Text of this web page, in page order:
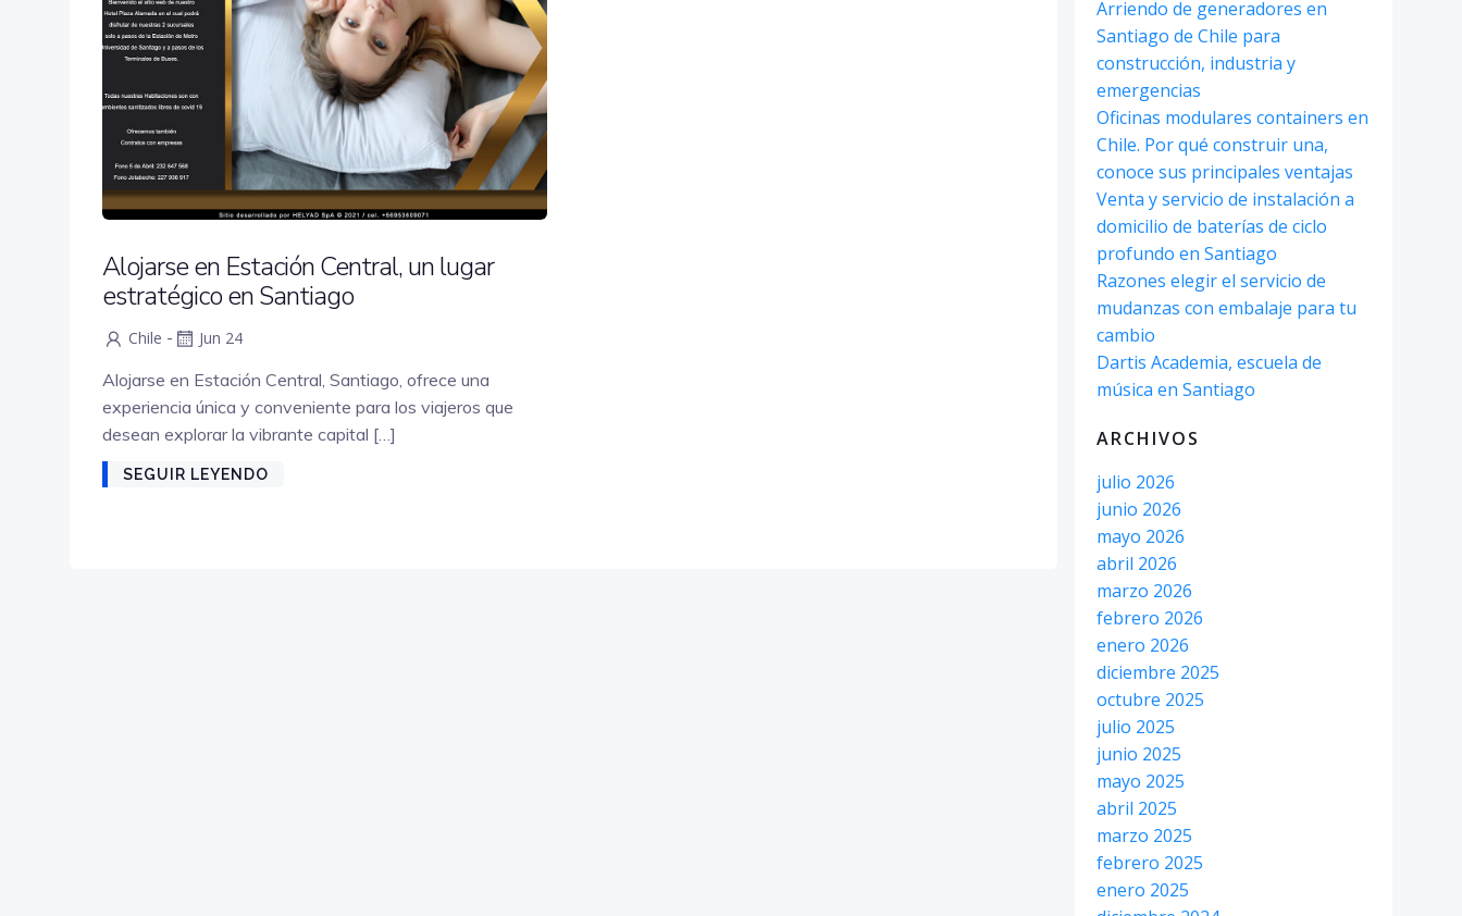
Alojarse en Estación Central, un lugar
estratégico en Santiago
Chile - Jun 24
Alojarse en Estación Central, Santiago, ofrece una
experiencia única y conveniente para los viajeros que
desean explorar la vibrante capital […]
SEGUIR LEYENDO
Arriendo de generadores en
Santiago de Chile para
construcción, industria y
emergencias
Oficinas modulares containers en
Chile. Por qué construir una,
conoce sus principales ventajas
Venta y servicio de instalación a
domicilio de baterías de ciclo
profundo en Santiago
Razones elegir el servicio de
mudanzas con embalaje para tu
cambio
Dartis Academia, escuela de
música en Santiago
ARCHIVOS
julio 2026
junio 2026
mayo 2026
abril 2026
marzo 2026
febrero 2026
enero 2026
diciembre 2025
octubre 2025
julio 2025
junio 2025
mayo 2025
abril 2025
marzo 2025
febrero 2025
enero 2025